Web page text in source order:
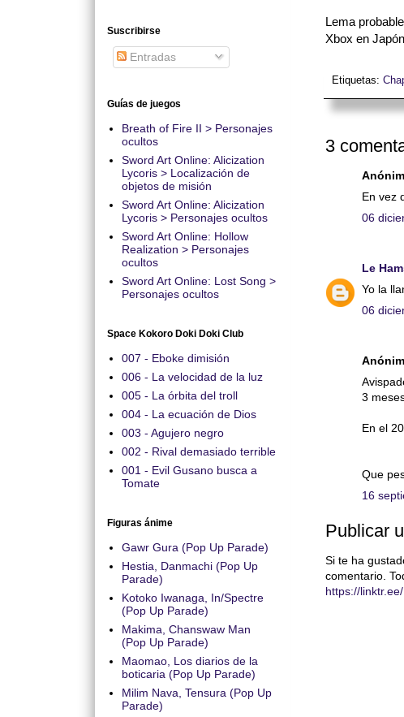
Lema
Xbox en
Etiquetas:
3
En vez
06
Le
Yo la
06
3
En el
Que
16
Publicar
Si te ha
comentario.
https://
Suscribirse
Entradas
Guías de juegos
Breath of Fire II > Personajes
ocultos
Sword Art Online: Alicization
Lycoris > Localización de
objetos de misión
Sword Art Online: Alicization
Lycoris > Personajes ocultos
Sword Art Online: Hollow
Realization > Personajes
ocultos
Sword Art Online: Lost Song >
Personajes ocultos
Space Kokoro Doki Doki Club
007 - Eboke dimisión
006 - La velocidad de la luz
005 - La órbita del troll
004 - La ecuación de Dios
003 - Agujero negro
002 - Rival demasiado terrible
001 - Evil Gusano busca a
Tomate
Figuras ánime
Gawr Gura (Pop Up Parade)
Hestia, Danmachi (Pop Up
Parade)
Kotoko Iwanaga, In/Spectre
(Pop Up Parade)
Makima, Chanswaw Man
(Pop Up Parade)
Maomao, Los diarios de la
boticaria (Pop Up Parade)
Milim Nava, Tensura (Pop Up
Parade)